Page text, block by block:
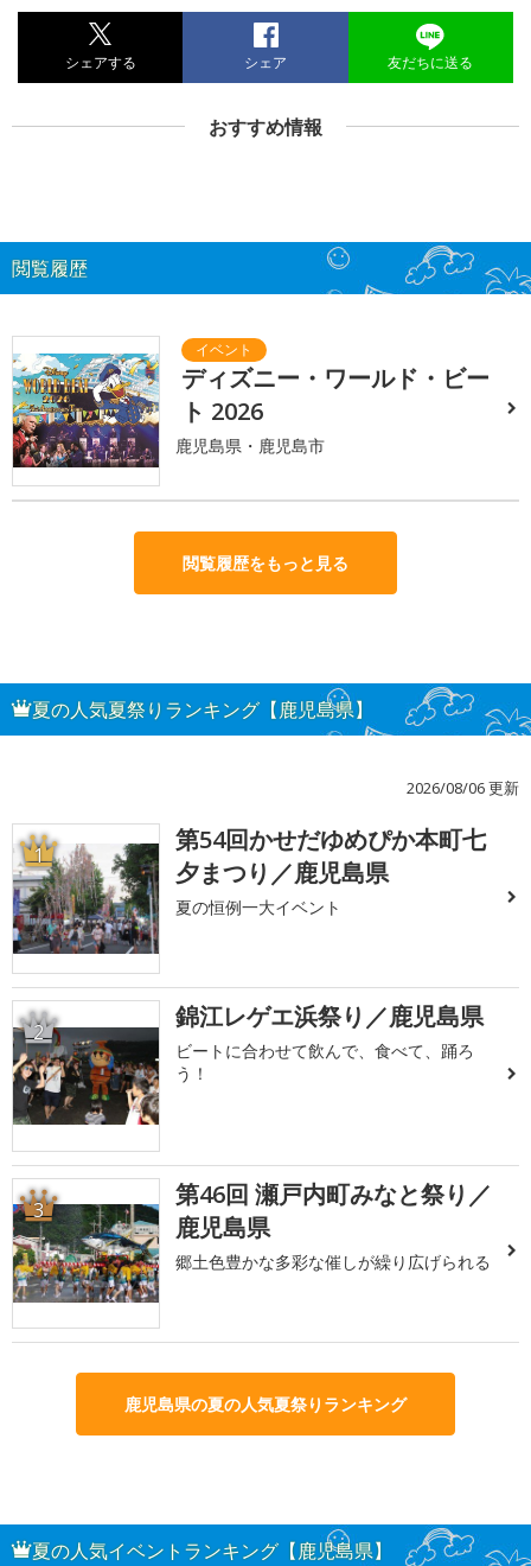
シェアする シェア 友だちに送る
おすすめ情報
閲覧履歴
ディズニー・ワールド・ビー
ト 2026
鹿児島県・鹿児島市
閲覧履歴をもっと見る
夏の人気夏祭りランキング【鹿児島県】
2026/08/06 更新
1
第54回かせだゆめぴか本町七
夕まつり／鹿児島県
夏の恒例一大イベント
2 錦江レゲエ浜祭り／鹿児島県
ビートに合わせて飲んで、食べて、踊ろ
う！
3
第46回 瀬戸内町みなと祭り／
鹿児島県
郷土色豊かな多彩な催しが繰り広げられる
鹿児島県の夏の人気夏祭りランキング
夏の人気イベントランキング【鹿児島県】